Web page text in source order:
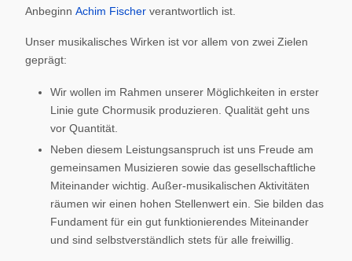
Anbeginn Achim Fischer verantwortlich ist.
Unser musikalisches Wirken ist vor allem von zwei Zielen
geprägt:
Wir wollen im Rahmen unserer Möglichkeiten in erster
Linie gute Chormusik produzieren. Qualität geht uns
vor Quantität.
Neben diesem Leistungsanspruch ist uns Freude am
gemeinsamen Musizieren sowie das gesellschaftliche
Miteinander wichtig. Außer-musikalischen Aktivitäten
räumen wir einen hohen Stellenwert ein. Sie bilden das
Fundament für ein gut funktionierendes Miteinander
und sind selbstverständlich stets für alle freiwillig.